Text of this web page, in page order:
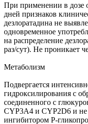
При применении в дозе
дней признаков
дезлоратадина не
одновременное
на распределение
раз/сут). Не проникает
Метаболизм
Подвергается
гидроксилирования с
соединенного с
CYP3A4 и CYP2D6 и не
ингибитором Р-